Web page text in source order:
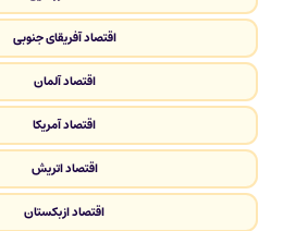
اقتصاد آفریقای جنوبی
اقتصاد آلمان
اقتصاد آمریکا
اقتصاد اتریش
اقتصاد ازبکستان